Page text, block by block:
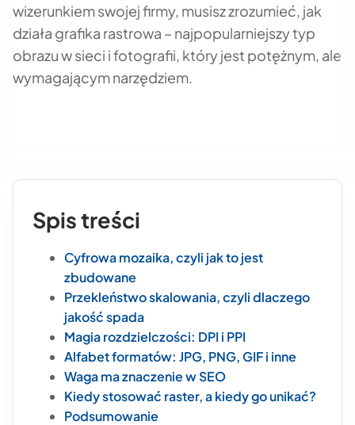
wizerunkiem swojej firmy, musisz zrozumieć, jak
działa grafika rastrowa – najpopularniejszy typ
obrazu w sieci i fotografii, który jest potężnym, ale
wymagającym narzędziem.
Spis treści
Cyfrowa mozaika, czyli jak to jest
zbudowane
Przekleństwo skalowania, czyli dlaczego
jakość spada
Magia rozdzielczości: DPI i PPI
Alfabet formatów: JPG, PNG, GIF i inne
Waga ma znaczenie w SEO
Kiedy stosować raster, a kiedy go unikać?
Podsumowanie